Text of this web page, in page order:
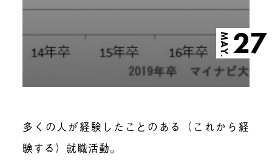
MAY. 27
多くの人が経験したことのある（これから経
験する）就職活動。